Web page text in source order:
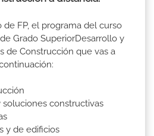
de FP, el programa del curso
Grado SuperiorDesarrollo y
de Construcción que vas a
constructivas
y de edificios